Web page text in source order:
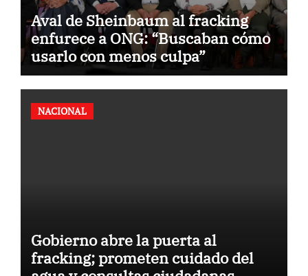
Aval de Sheinbaum al fracking
enfurece a ONG: “Buscaban cómo
usarlo con menos culpa”
NACIONAL
Gobierno abre la puerta al
fracking; prometen cuidado del